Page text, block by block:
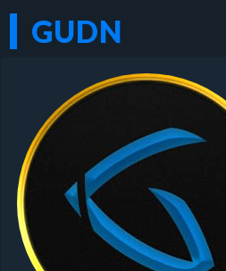
GUDN